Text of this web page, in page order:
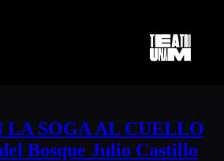
LA SOGA AL CUELLO
Bosque Julio Castillo